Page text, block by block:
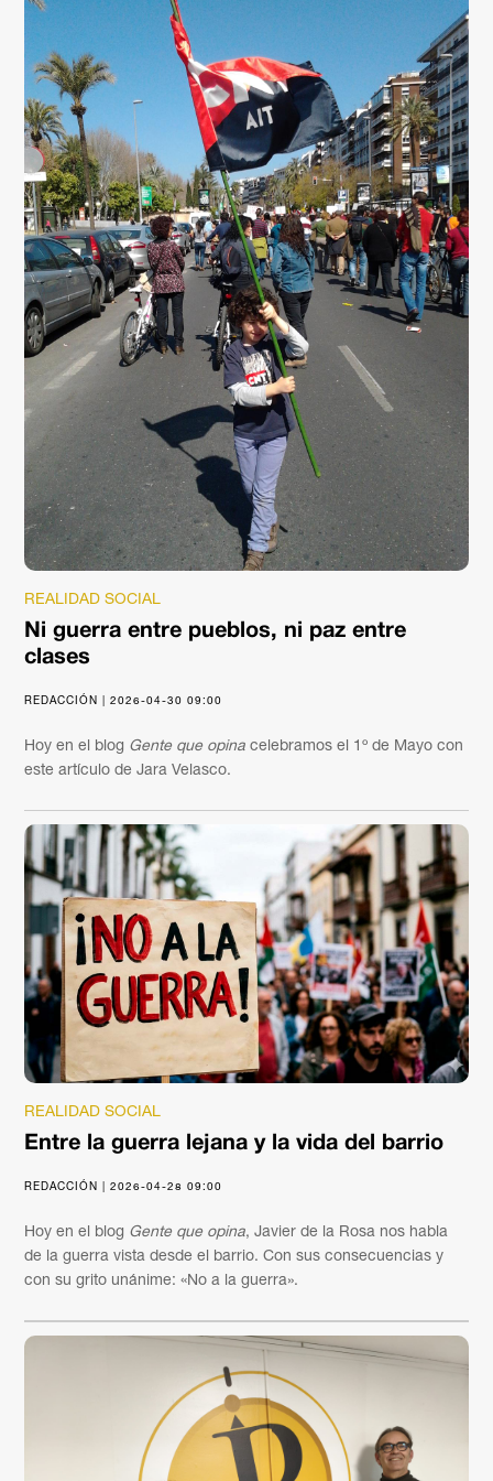
REALIDAD SOCIAL
Ni guerra entre pueblos, ni paz entre
clases
REDACCIÓN | 2026-04-30 09:00
Hoy en el blog Gente que opinacelebramos el 1º de Mayo con
este artículo de Jara Velasco.
REALIDAD SOCIAL
Entre la guerra lejana y la vida del barrio
REDACCIÓN | 2026-04-28 09:00
Hoy en el blog Gente que opina, Javier de la Rosa nos habla
de la guerra vista desde el barrio. Con sus consecuencias y
con su grito unánime: «No a la guerra».